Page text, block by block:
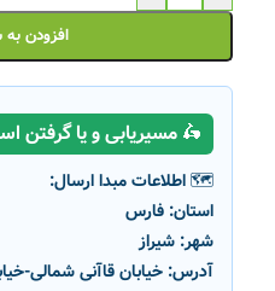
افزودن
🛵 مسیریابی و یا گرفتن
🗺️ اطلاعات مبدا ارسال:
استان: فارس
شهر: شیراز
آدرس: